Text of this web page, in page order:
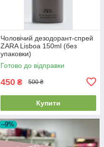
Чоловічий дезодорант-спрей
ZARA Lisboa 150ml (без
упаковки)
Готово до відправки
450 ₴ 500 ₴
Купити
–9%